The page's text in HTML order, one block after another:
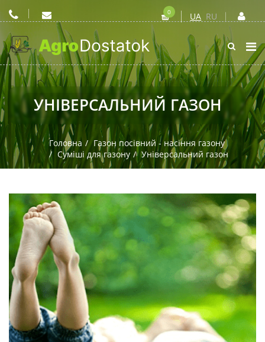
UA RU
0
УНІВЕРСАЛЬНИЙ ГАЗОН
Головна
Газон посівний - насіння газону
Суміші для газону
Універсальний газон